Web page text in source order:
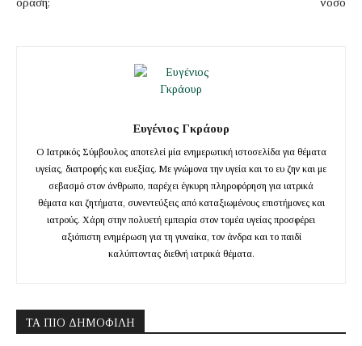
Ευγένιος Γκράουρ
Ο Ιατρικός Σύμβουλος αποτελεί μία ενημερωτική ιστοσελίδα για θέματα
υγείας, διατροφής και ευεξίας. Με γνώμονα την υγεία και το ευ ζην και με
σεβασμό στον άνθρωπο, παρέχει έγκυρη πληροφόρηση για ιατρικά
θέματα και ζητήματα, συνεντεύξεις από καταξιωμένους επιστήμονες και
ιατρούς. Χάρη στην πολυετή εμπειρία στον τομέα υγείας προσφέρει
αξιόπιστη ενημέρωση για τη γυναίκα, τον άνδρα και το παιδί
καλύπτοντας διεθνή ιατρικά θέματα.
ΤΑ ΠΙΟ ΔΗΜΟΦΙΛΉ